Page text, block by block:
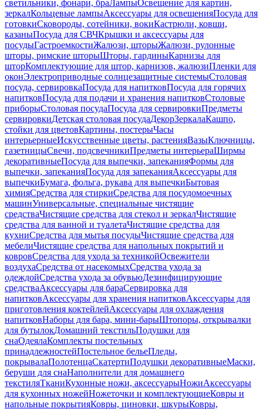
светильники, фонари, браЛампыОсвещение для картин,
зеркалКольцевые лампыАксессуары для освещенияПосуда для
готовкиСковороды, сотейники, вокиКастрюли, ковши,
казаныПосуда для СВЧКрышки и аксессуары для
посудыГастроемкостиЖалюзи, шторыЖалюзи, рулонные
шторы, римские шторыШторы, гардиныКарнизы для
шторКомплектующие для штор, карнизов, жалюзиПленки для
оконЭлектроприводные солнцезащитные системыСтоловая
посуда, сервировкаПосуда для напитковПосуда для горячих
напитковПосуда для подачи и хранения напитковСтоловые
приборыСтоловая посудаПосуда для сервировкиПредметы
сервировкиДетская столовая посудаДекорЗеркалаКашпо,
стойки для цветовКартины, постерыЧасы
интерьерныеИскусственные цветы, растенияВазыКлючницы,
газетницыСвечи, подсвечникиПредметы интерьераШирмы
декоративныеПосуда для выпечки, запеканияФормы для
выпечки, запеканияПосуда для запеканияАксессуары для
выпечкиБумага, фольга, рукава для выпечкиБытовая
химияСредства для стиркиСредства для посудомоечных
машинУниверсальные, специальные чистящие
средстваЧистящие средства для стекол и зеркалЧистящие
средства для ванной и туалетаЧистящие средства для
кухниСредства для мытья посудыЧистящие средства для
мебелиЧистящие средства для напольных покрытий и
ковровСредства для ухода за техникойОсвежители
воздухаСредства от насекомыхСредства ухода за
одеждойСредства ухода за обувьюДезинфицирующие
средстваАксессуары для бараСервировка для
напитковАксессуары для хранения напитковАксессуары для
приготовления коктейлейАксессуары для охлаждения
напитковНаборы для бара, мини-барыШтопоры, открывалки
для бутылокДомашний текстильПодушки для
снаОдеялаКомплекты постельных
принадлежностейПостельное бельеПледы,
покрывалаПолотенцаСкатертиПодушки декоративныеМаски,
беруши для снаНаполнители для домашнего
текстиляТканиКухонные ножи, аксессуарыНожиАксессуары
для кухонных ножейНожеточки и комплектующиеКовры и
напольные покрытияКовры, циновки, шкурыКовры,